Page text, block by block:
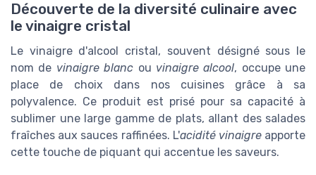
Découverte de la diversité culinaire avec
le vinaigre cristal
Le vinaigre d'alcool cristal, souvent désigné sous le
nom de vinaigre blanc ou vinaigre alcool, occupe une
place de choix dans nos cuisines grâce à sa
polyvalence. Ce produit est prisé pour sa capacité à
sublimer une large gamme de plats, allant des salades
fraîches aux sauces raffinées. L'acidité vinaigreapporte
cette touche de piquant qui accentue les saveurs.